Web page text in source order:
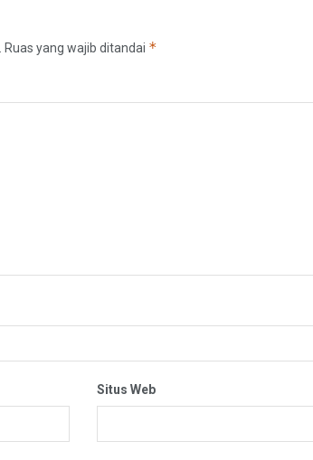
Ruas yang wajib ditandai *
Situs Web